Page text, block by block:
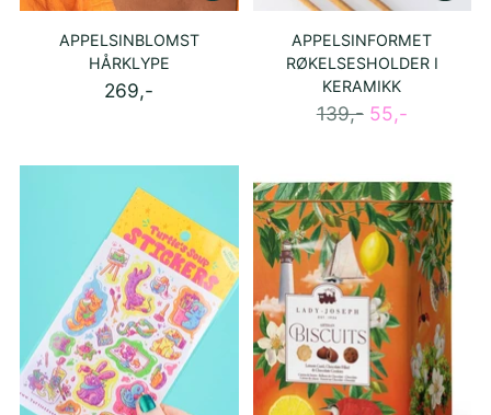
APPELSINBLOMST
HÅRKLYPE
269,-
APPELSINFORMET
RØKELSESHOLDER I
KERAMIKK
Ordinær
139,- 55,-